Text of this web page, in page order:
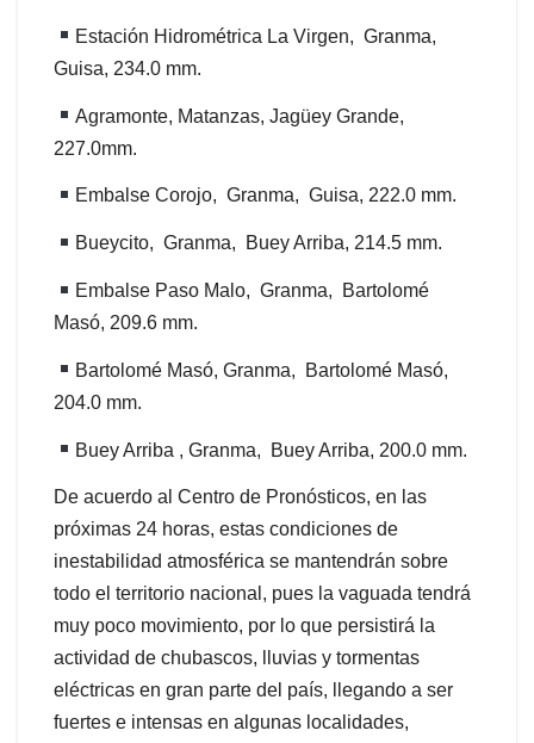
Estación Hidrométrica La Virgen, Granma,
Guisa, 234.0 mm.
Agramonte, Matanzas, Jagüey Grande,
227.0mm.
Embalse Corojo, Granma, Guisa, 222.0 mm.
Bueycito, Granma, Buey Arriba, 214.5 mm.
Embalse Paso Malo, Granma, Bartolomé
Masó, 209.6 mm.
Bartolomé Masó, Granma, Bartolomé Masó,
204.0 mm.
Buey Arriba , Granma, Buey Arriba, 200.0 mm.
De acuerdo al Centro de Pronósticos, en las
próximas 24 horas, estas condiciones de
inestabilidad atmosférica se mantendrán sobre
todo el territorio nacional, pues la vaguada tendrá
muy poco movimiento, por lo que persistirá la
actividad de chubascos, lluvias y tormentas
eléctricas en gran parte del país, llegando a ser
fuertes e intensas en algunas localidades,